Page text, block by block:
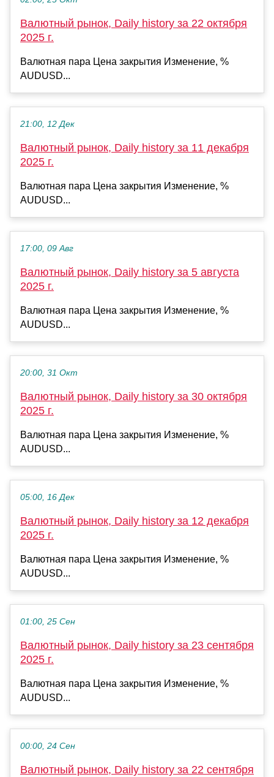
Валютный рынок, Daily history за 22 октября
2025 г.
Валютная пара Цена закрытия Изменение, %
AUDUSD...
21:00, 12 Дек
Валютный рынок, Daily history за 11 декабря
2025 г.
Валютная пара Цена закрытия Изменение, %
AUDUSD...
17:00, 09 Авг
Валютный рынок, Daily history за 5 августа
2025 г.
Валютная пара Цена закрытия Изменение, %
AUDUSD...
20:00, 31 Окт
Валютный рынок, Daily history за 30 октября
2025 г.
Валютная пара Цена закрытия Изменение, %
AUDUSD...
05:00, 16 Дек
Валютный рынок, Daily history за 12 декабря
2025 г.
Валютная пара Цена закрытия Изменение, %
AUDUSD...
01:00, 25 Сен
Валютный рынок, Daily history за 23 сентября
2025 г.
Валютная пара Цена закрытия Изменение, %
AUDUSD...
00:00, 24 Сен
Валютный рынок, Daily history за 22 сентября